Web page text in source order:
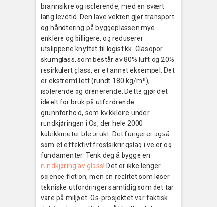
brannsikre og isolerende, med en svært
lang levetid. Den lave vekten gjør transport
og håndtering på byggeplassen mye
enklere og billigere, og reduserer
utslippene knyttet til logistikk. Glasopor
skumglass, som består av 80% luft og 20%
resirkulert glass, er et annet eksempel. Det
er ekstremt lett (rundt 180 kg/m³),
isolerende og drenerende. Dette gjør det
ideelt for bruk på utfordrende
grunnforhold, som kvikkleire under
rundkjøringen i Os, der hele 2000
kubikkmeter ble brukt. Det fungerer også
som et effektivt frostsikringslag i veier og
fundamenter. Tenk deg å bygge en
rundkjøring av glass! Det er ikke lenger
science fiction, men en realitet som løser
tekniske utfordringer samtidig som det tar
vare på miljøet. Os-prosjektet var faktisk